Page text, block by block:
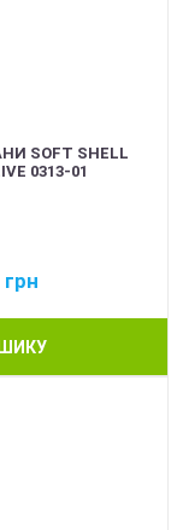
SOFT SHELL
0313-01
грн